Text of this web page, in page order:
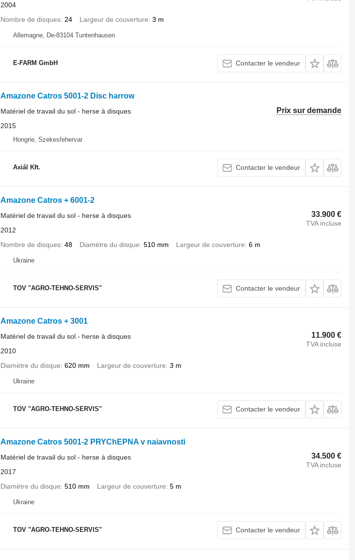
2004
Nombre de disques 24 Largeur de couverture 3 m
Allemagne, De-83104 Tuntenhausen
E-FARM GmbH Contacter le vendeur
Amazone Catros 5001-2 Disc harrow
Prix sur demande
Matériel de travail du sol - herse à disques
2015
Hongrie, Szekesfehervar
Axiál Kft. Contacter le vendeur
Amazone Catros + 6001-2
33.900 €
TVA incluse
Matériel de travail du sol - herse à disques
2012
Nombre de disques 48 Diamètre du disque 510 mm Largeur de couverture 6 m
Ukraine
TOV "AGRO-TEHNO-SERVIS" Contacter le vendeur
Amazone Catros + 3001
11.900 €
TVA incluse
Matériel de travail du sol - herse à disques
2010
Diamètre du disque 620 mm Largeur de couverture 3 m
Ukraine
TOV "AGRO-TEHNO-SERVIS" Contacter le vendeur
Amazone Catros 5001-2 PRYChEPNA v naiavnosti
34.500 €
TVA incluse
Matériel de travail du sol - herse à disques
2017
Diamètre du disque 510 mm Largeur de couverture 5 m
Ukraine
TOV "AGRO-TEHNO-SERVIS" Contacter le vendeur